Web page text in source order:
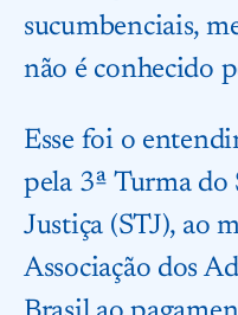
sucumbenciais,
não é conhecido
Esse foi o
pela 3ª Turma
Justiça (STJ), ao
Associação dos